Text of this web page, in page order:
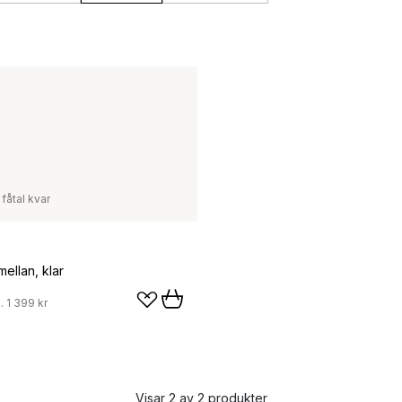
kvar
klar
1 399 kr
Visar 2 av 2 produkter